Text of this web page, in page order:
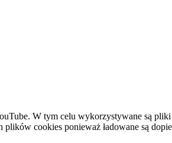
W tym celu wykorzystywane są
cookies ponieważ ładowane są